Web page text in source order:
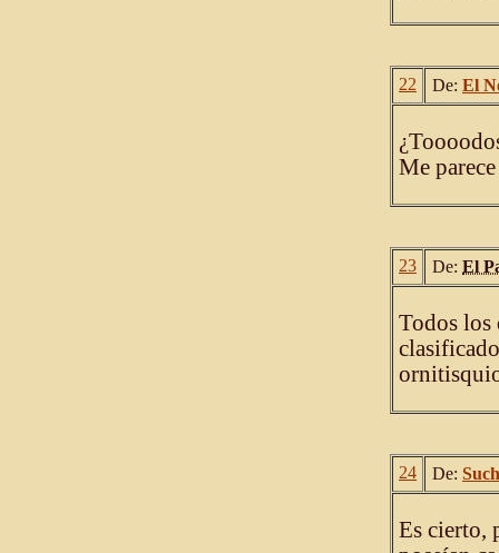
22 De: El
Me
23 De: El
Todos los
24 De:
Es cierto,